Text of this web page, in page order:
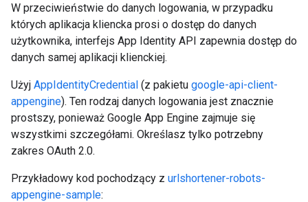
W przeciwieństwie do danych logowania, w przypadku
których aplikacja kliencka prosi o dostęp do danych
użytkownika, interfejs App Identity API zapewnia dostęp do
danych samej aplikacji klienckiej.
Użyj AppIdentityCredential (z pakietu google-api-client-
appengine). Ten rodzaj danych logowania jest znacznie
prostszy, ponieważ Google App Engine zajmuje się
wszystkimi szczegółami. Określasz tylko potrzebny
zakres OAuth 2.0.
Przykładowy kod pochodzący z urlshortener-robots-
appengine-sample: